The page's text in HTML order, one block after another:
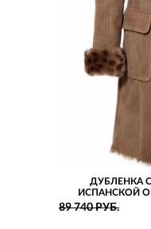
ДУБЛЕНКА
ИСПАНСКОЙ
89 740 РУБ.